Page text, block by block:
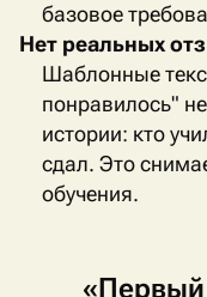
базовое
Нет реальных
Шаблонные
понравилось"
истории: кто
сдал. Это
обучения.
«Первый